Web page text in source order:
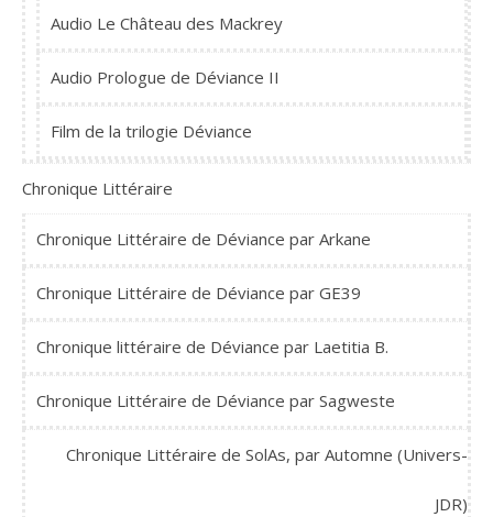
Audio Le Château des Mackrey
Audio Prologue de Déviance II
Film de la trilogie Déviance
Chronique Littéraire
Chronique Littéraire de Déviance par Arkane
Chronique Littéraire de Déviance par GE39
Chronique littéraire de Déviance par Laetitia B.
Chronique Littéraire de Déviance par Sagweste
Chronique Littéraire de SolAs, par Automne (Univers-
JDR)